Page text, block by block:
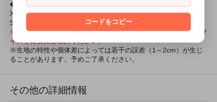
◆サイズ
XS：身幅 50.5cm、肩幅 42cm、着丈 74cm、袖丈 20cm
S：身幅 53cm、肩幅 43.5cm、着丈 76cm、袖丈 20.5cm
※英国サイズよりも更に大きめの作りです。1〜2サイズ小さいサ
イズを目安にご検討ください。
※生地の特性や個体差によっては若干の誤差（1～2cm）が生じ
ることがあります。予めご了承ください。
その他の詳細情報
コードをコピー